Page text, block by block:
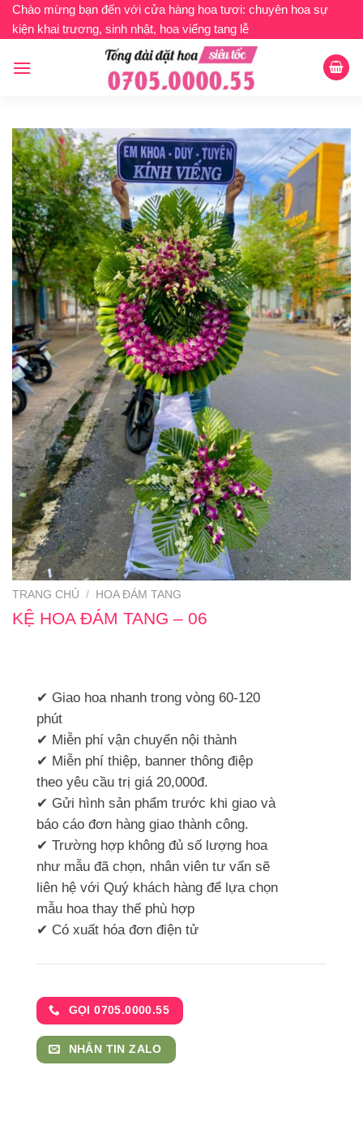
Bỏ
qua
dung
Chào mừng bạn đến với cửa hàng hoa tươi: chuyên hoa sự
kiện khai trương, sinh nhật, hoa viếng tang lễ
TRANG CHỦ / HOA ĐÁM TANG
KỆ HOA ĐÁM TANG – 06
✔ Giao hoa nhanh trong vòng 60-120
phút
✔ Miễn phí vận chuyển nội thành
✔ Miễn phí thiệp, banner thông điệp
theo yêu cầu trị giá 20,000đ.
✔ Gửi hình sản phẩm trước khi giao và
báo cáo đơn hàng giao thành công.
✔ Trường hợp không đủ số lượng hoa
như mẫu đã chọn, nhân viên tư vấn sẽ
liên hệ với Quý khách hàng để lựa chọn
mẫu hoa thay thế phù hợp
✔ Có xuất hóa đơn điện tử
GỌI 0705.0000.55
NHẮN TIN ZALO